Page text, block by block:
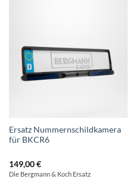
Ersatz Nummernschildkamera
für BKCR6
149,00€
Die Bergmann & Koch Ersatz